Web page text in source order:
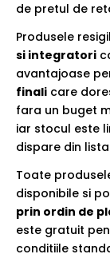
de pretul de
Produsele
si integratori
avantajoase
finali care
fara un buget
iar stocul este
dispare din
Toate
disponibile si
prin ordin de
este gratuit
conditiile